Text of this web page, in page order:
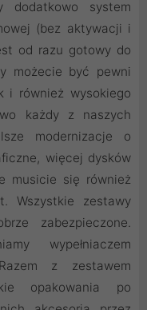
dodatkowo system
(bez aktywacji i
od razu gotowy do
możecie być pewni
i również wysokiego
każdy z naszych
modernizacje o
więcej dysków
musicie się również
Wszystkie zestawy
zabezpieczone.
wypełniaczem
z zestawem
opakowania po